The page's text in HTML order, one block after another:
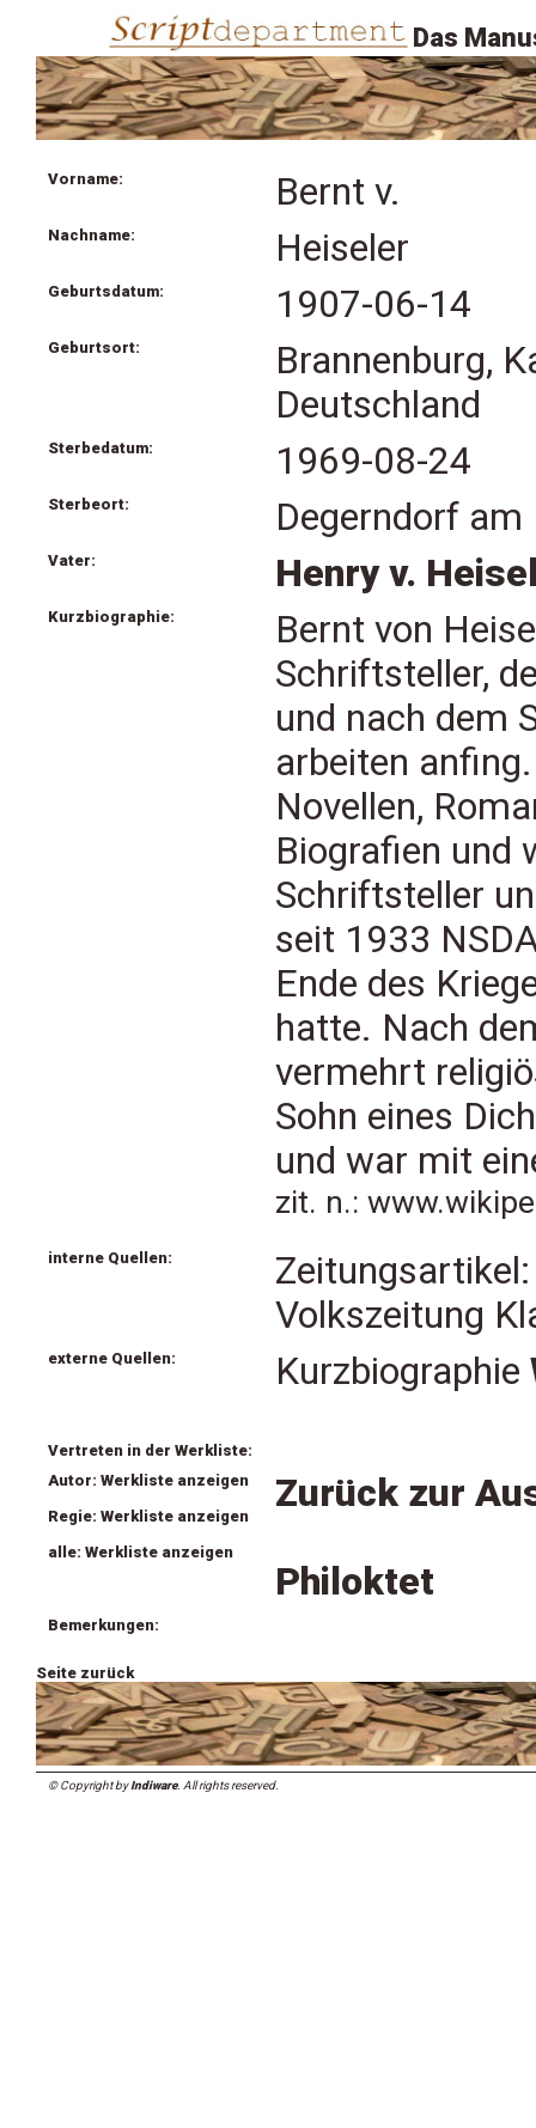
Das
Vorname: Bernt v.
Nachname: Heiseler
Geburtsdatum: 1907-06-14
Geburtsort:
Brannenburg,
Deutschland
Sterbedatum: 1969-08-24
Sterbeort: Degerndorf am
Vater: Henry v.
Kurzbiographie:
Bernt von
Schriftsteller,
und nach dem
arbeiten
Novellen,
Biografien und
Schriftsteller
seit 1933
Ende des
hatte. Nach
vermehrt
Sohn eines
und war mit
zit. n.:
interne Quellen:
Volkszeitung
externe Quellen: Kurzbiographie
Vertreten in der Werkliste:
Autor: Werkliste anzeigen
Regie: Werkliste anzeigen
alle: Werkliste anzeigen
Zurück zur
Philoktet
Bemerkungen:
Seite zurück
© Copyright byIndiware. All rights reserved.